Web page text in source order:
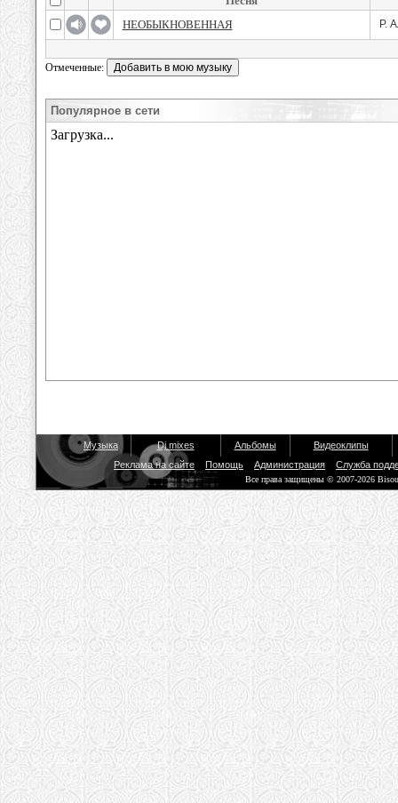
НЕОБЫКНОВЕННАЯ
Р.
Отмеченные:
Популярное в сети
Музыка Dj mixes Альбомы
Видеоклипы
Реклама на сайте
Помощь Администрация Служба
Все права защищены © 2007-2026